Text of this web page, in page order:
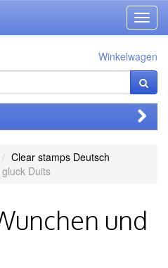
Winkelwagen
Clear stamps Deutsch
Duits
und